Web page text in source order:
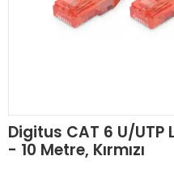
Digitus CAT 6 U/UTP
- 10 Metre, Kırmızı